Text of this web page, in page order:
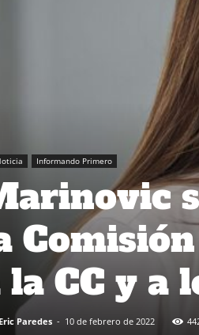
Informando Primero
la CC y a
Eric Paredes - 10 de febrero de 2022